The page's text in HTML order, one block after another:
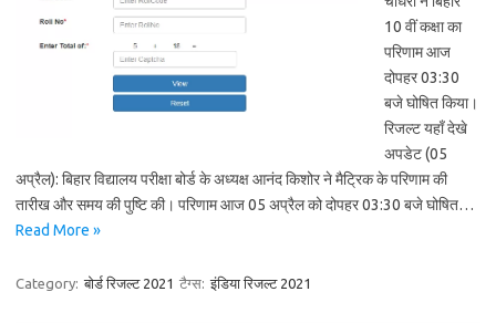
10 वीं कक्षा का
परिणाम आज
दोपहर 03:30
बजे घोषित किया।
रिजल्ट यहाँ देखे
अपडेट (05
अप्रैल): बिहार विद्यालय परीक्षा बोर्ड के अध्यक्ष आनंद किशोर ने मैट्रिक के परिणाम की
तारीख और समय की पुष्टि की। परिणाम आज 05 अप्रैल को दोपहर 03:30 बजे घोषित…
Read More »
Category: बोर्ड रिजल्ट 2021 टैग्स: इंडिया रिजल्ट 2021